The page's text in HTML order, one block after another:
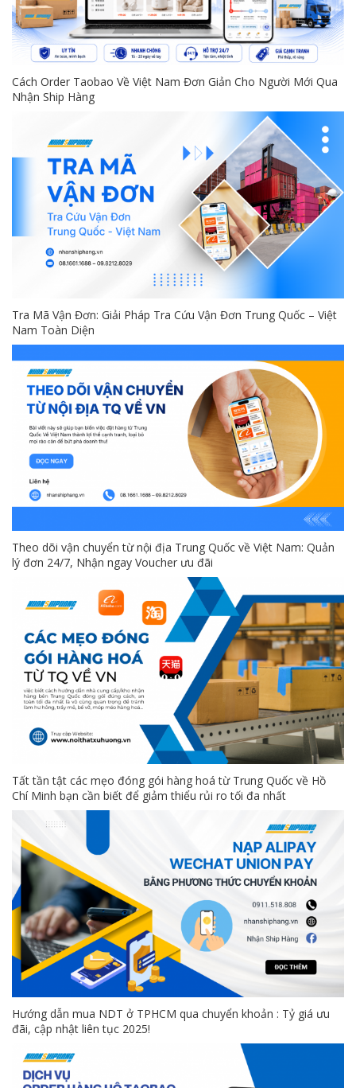
Cách Order Taobao Về Việt Nam Đơn Giản Cho Người Mới Qua
Nhận Ship Hàng
Tra Mã Vận Đơn: Giải Pháp Tra Cứu Vận Đơn Trung Quốc – Việt
Nam Toàn Diện
Theo dõi vận chuyển từ nội địa Trung Quốc về Việt Nam: Quản
lý đơn 24/7, Nhận ngay Voucher ưu đãi
Tất tần tật các mẹo đóng gói hàng hoá từ Trung Quốc về Hồ
Chí Minh bạn cần biết để giảm thiểu rủi ro tối đa nhất
Hướng dẫn mua NDT ở TPHCM qua chuyển khoản : Tỷ giá ưu
đãi, cập nhật liên tục 2025!